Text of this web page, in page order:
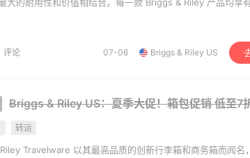
评论 07-06 Briggs & Riley US
Briggs & Riley US：夏季大促！箱包促销低至7
转运
Travelware 以其最高品质的创新行李箱和商务箱而闻名